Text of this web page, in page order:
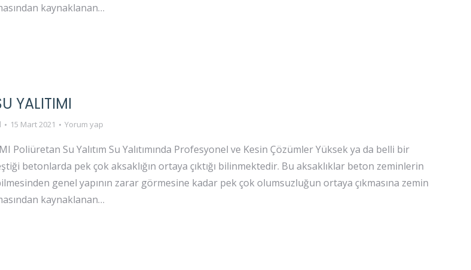
kaynaklanan…
YALITIMI
15 Mart 2021 Yorum yap
Poliüretan Su Yalıtım Su Yalıtımında Profesyonel ve Kesin Çözümler Yüksek ya da belli bir
betonlarda pek çok aksaklığın ortaya çıktığı bilinmektedir. Bu aksaklıklar beton zeminlerin
genel yapının zarar görmesine kadar pek çok olumsuzluğun ortaya çıkmasına zemin
kaynaklanan…